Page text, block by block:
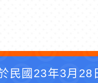
民國23年3月28